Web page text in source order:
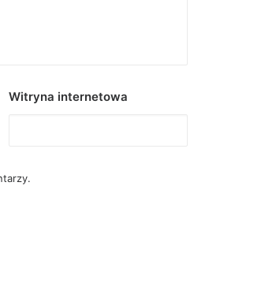
Witryna internetowa